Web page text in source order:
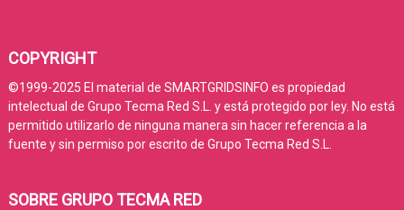
COPYRIGHT
©1999-2025 El material de SMARTGRIDSINFO es propiedad
intelectual de Grupo Tecma Red S.L. y está protegido por ley. No está
permitido utilizarlo de ninguna manera sin hacer referencia a la
fuente y sin permiso por escrito de Grupo Tecma Red S.L.
SOBRE GRUPO TECMA RED